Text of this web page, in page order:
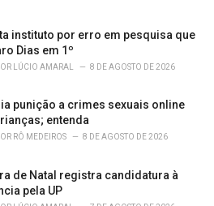
instituto por erro em pesquisa que
Dias em 1º
LÚCIO AMARAL 8 DE AGOSTO DE 2026
punição a crimes sexuais online
entenda
RÔ MEDEIROS 8 DE AGOSTO DE 2026
de Natal registra candidatura à
pela UP